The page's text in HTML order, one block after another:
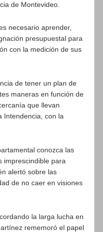
de Montevideo.
necesario aprender,
presupuestal para
con la medición de sus
de tener un plan de
maneras en función de
que llevan
Intendencia, con la
conozca las
imprescindible para
alertó sobre las
de no caer en visiones
la larga lucha en
rememoró el papel